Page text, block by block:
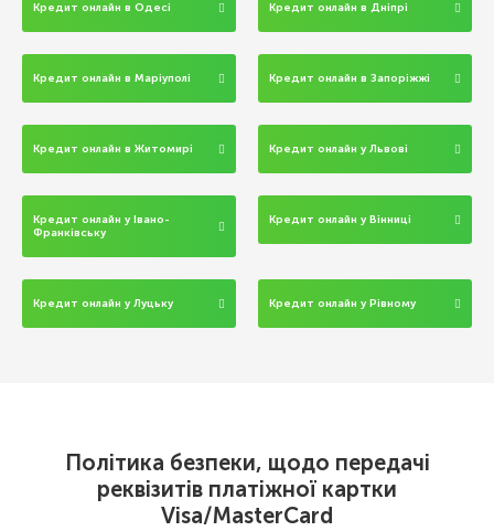
Кредит онлайн в Одесі Кредит онлайн в Дніпрі
Кредит онлайн в Маріуполі Кредит онлайн в Запоріжжі
Кредит онлайн в Житомирі Кредит онлайн у Львові
Кредит онлайн у Івано-
Франківську
Кредит онлайн у Вінниці
Кредит онлайн у Луцьку Кредит онлайн у Рівному
Політика безпеки, щодо передачі
реквізитів платіжної картки
Visa/MasterCard